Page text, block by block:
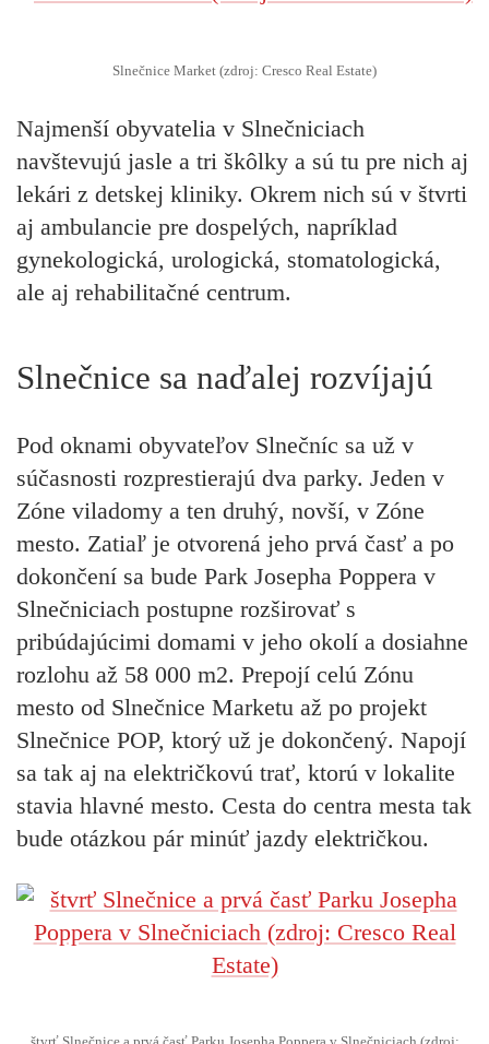
Slnečnice Market (zdroj: Cresco Real Estate)
Najmenší obyvatelia v Slnečniciach
navštevujú jasle a tri škôlky a sú tu pre nich aj
lekári z detskej kliniky. Okrem nich sú v štvrti
aj ambulancie pre dospelých, napríklad
gynekologická, urologická, stomatologická,
ale aj rehabilitačné centrum.
Slnečnice sa naďalej rozvíjajú
Pod oknami obyvateľov Slnečníc sa už v
súčasnosti rozprestierajú dva parky. Jeden v
Zóne viladomy a ten druhý, novší, v Zóne
mesto. Zatiaľ je otvorená jeho prvá časť a po
dokončení sa bude Park Josepha Poppera v
Slnečniciach postupne rozširovať s
pribúdajúcimi domami v jeho okolí a dosiahne
rozlohu až 58 000 m2. Prepojí celú Zónu
mesto od Slnečnice Marketu až po projekt
Slnečnice POP, ktorý už je dokončený. Napojí
sa tak aj na električkovú trať, ktorú v lokalite
stavia hlavné mesto. Cesta do centra mesta tak
bude otázkou pár minúť jazdy električkou.